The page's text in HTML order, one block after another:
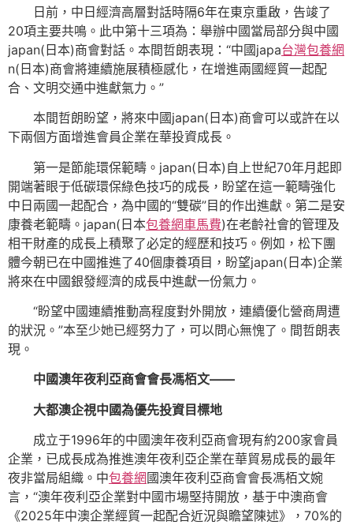
日前，中日經濟高層對話時隔6年在東京重啟，告竣了
20項主要共鳴。此中第十三項為：舉辦中國當局部分與中國
japan(日本)商會對話。本間哲朗表現：“中國japa台灣包養網
n(日本)商會將連續施展積極感化，在增進兩國經貿一起配
合、文明交通中進獻氣力。”
本間哲朗盼望，將來中國japan(日本)商會可以或許在以
下兩個方面增進會員企業在華投資成長。
第一是節能環保範疇。japan(日本)自上世紀70年月起即
開端著眼于低碳環保綠色技巧的成長，盼望在這一範疇強化
中日兩國一起配合，為中國的“雙碳”目的作出進獻。第二是安
康養老範疇。japan(日本包養網車馬費)在老齡社會的管理及
相干財產的成長上積聚了必定的經歷和技巧。例如，松下團
體今朝已在中國推進了40個康養項目，盼望japan(日本)企業
將來在中國銀發經濟的成長中進獻一份氣力。
“盼望中國連續推動高程度對外開放，連續優化營商周遭
的狀況。”本至少她已經努力了，可以問心無愧了。間哲朗表
現。
中國澳年夜利亞商會會長馮栢文——
大都澳企視中國為優先投資目標地
成立于1996年的中國澳年夜利亞商會現有約200家會員
企業，已成長成為推進澳年夜利亞企業在華貿易成長的最年
夜非當局組織。中包養網 國澳年夜利亞商會會長馮栢文婉
言，“澳年夜利亞企業對中國市場堅持開放，基于中澳商會
《2025年中澳企業經貿一起配合近況與瞻望陳述》，70%的